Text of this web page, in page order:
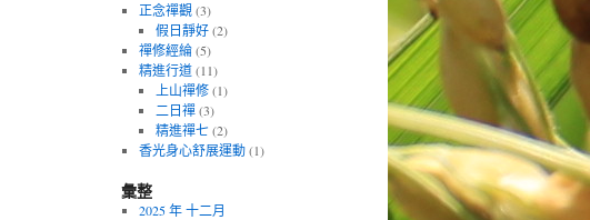
正念禪觀(3)
假日靜好(2)
禪修經綸(5)
精進行道(11)
上山禪修(1)
二日禪(3)
精進禪七 (2)
香光身心舒展運動(1)
彙整
2025 年 十二月